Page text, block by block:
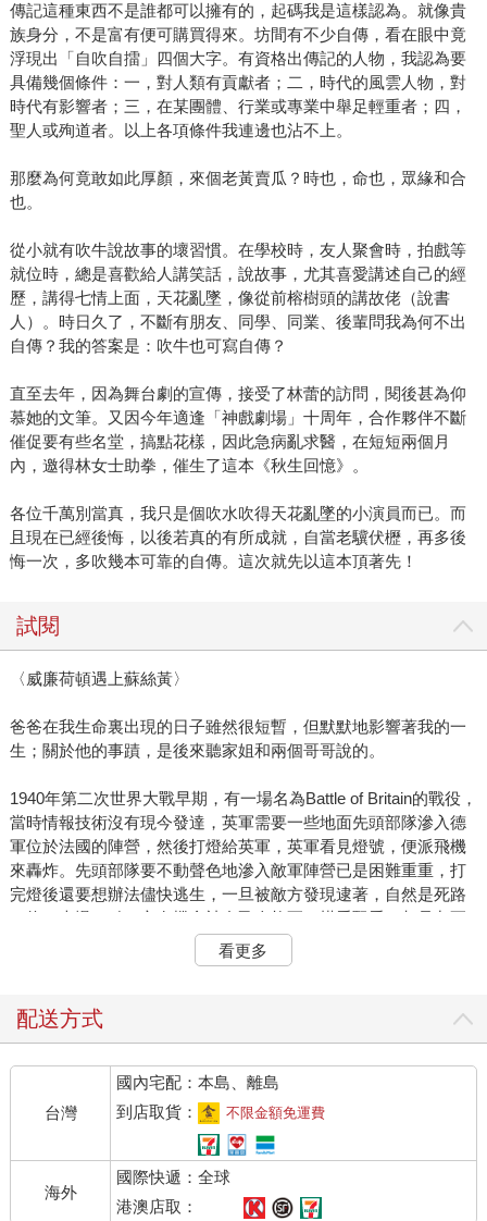
傳記這種東西不是誰都可以擁有的，起碼我是這樣認為。就像貴
族身分，不是富有便可購買得來。坊間有不少自傳，看在眼中竟
浮現出「自吹自擂」四個大字。有資格出傳記的人物，我認為要
具備幾個條件：一，對人類有貢獻者；二，時代的風雲人物，對
時代有影響者；三，在某團體、行業或專業中舉足輕重者；四，
聖人或殉道者。以上各項條件我連邊也沾不上。
那麼為何竟敢如此厚顏，來個老黃賣瓜？時也，命也，眾緣和合
也。
從小就有吹牛說故事的壞習慣。在學校時，友人聚會時，拍戲等
就位時，總是喜歡給人講笑話，說故事，尤其喜愛講述自己的經
歷，講得七情上面，天花亂墜，像從前榕樹頭的講故佬（說書
人）。時日久了，不斷有朋友、同學、同業、後輩問我為何不出
自傳？我的答案是：吹牛也可寫自傳？
直至去年，因為舞台劇的宣傳，接受了林蕾的訪問，閱後甚為仰
慕她的文筆。又因今年適逢「神戲劇場」十周年，合作夥伴不斷
催促要有些名堂，搞點花樣，因此急病亂求醫，在短短兩個月
內，邀得林女士助拳，催生了這本《秋生回憶》。
各位千萬別當真，我只是個吹水吹得天花亂墜的小演員而已。而
且現在已經後悔，以後若真的有所成就，自當老驥伏櫪，再多後
悔一次，多吹幾本可靠的自傳。這次就先以這本頂著先！
試閱
〈威廉荷頓遇上蘇絲黃〉
爸爸在我生命裏出現的日子雖然很短暫，但默默地影響著我的一
生；關於他的事蹟，是後來聽家姐和兩個哥哥說的。
1940年第二次世界大戰早期，有一場名為Battle of Britain的戰役，
當時情報技術沒有現今發達，英軍需要一些地面先頭部隊滲入德
軍位於法國的陣營，然後打燈給英軍，英軍看見燈號，便派飛機
來轟炸。先頭部隊要不動聲色地滲入敵軍陣營已是困難重重，打
完燈後還要想辦法儘快逃生，一旦被敵方發現逮著，自然是死路
一條；走慢一點，亦有機會被自己人炸死。橫看豎看，都是九死
時二十來歲的他不知哪來的勇氣，竟然自動請纓成為先頭部隊，
極力反對，還是阻止不了丈夫的滿腔熱誠。Battle of Britain打了幾
個月，他最後平安回家，大家都覺得是上天保佑。爸爸是勇敢還
是愚笨？我真的不敢說，只知道自己長大後也做了很多分不清是
不久之後我的兩位孿生哥哥出生了，戰後人浮於事，當時英國政
府招募人員往殖民地工作，爸爸提出申請，一家人輾轉來到香港
看更多
配送方式
台灣
國內宅配：本島、離島
到店取貨：
不限金額免運費
海外
國際快遞：全球
港澳店取：